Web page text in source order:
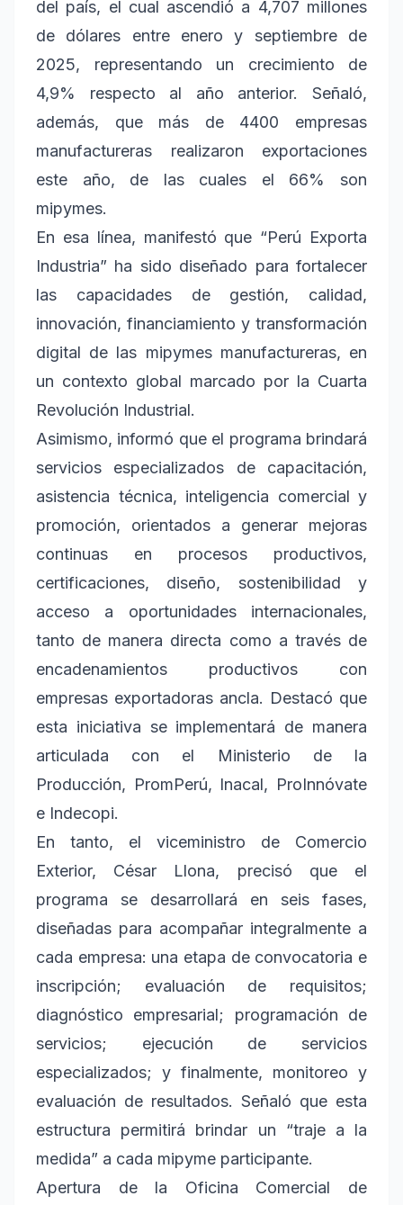
del país, el cual ascendió a 4,707 millones
de dólares entre enero y septiembre de
2025, representando un crecimiento de
4,9% respecto al año anterior. Señaló,
además, que más de 4400 empresas
manufactureras realizaron exportaciones
este año, de las cuales el 66% son
mipymes.
En esa línea, manifestó que “Perú Exporta
Industria” ha sido diseñado para fortalecer
las capacidades de gestión, calidad,
innovación, financiamiento y transformación
digital de las mipymes manufactureras, en
un contexto global marcado por la Cuarta
Revolución Industrial.
Asimismo, informó que el programa brindará
servicios especializados de capacitación,
asistencia técnica, inteligencia comercial y
promoción, orientados a generar mejoras
continuas en procesos productivos,
certificaciones, diseño, sostenibilidad y
acceso a oportunidades internacionales,
tanto de manera directa como a través de
encadenamientos productivos con
empresas exportadoras ancla. Destacó que
esta iniciativa se implementará de manera
articulada con el Ministerio de la
Producción, PromPerú, Inacal, ProInnóvate
e Indecopi.
En tanto, el viceministro de Comercio
Exterior, César Llona, precisó que el
programa se desarrollará en seis fases,
diseñadas para acompañar integralmente a
cada empresa: una etapa de convocatoria e
inscripción; evaluación de requisitos;
diagnóstico empresarial; programación de
servicios; ejecución de servicios
especializados; y finalmente, monitoreo y
evaluación de resultados. Señaló que esta
estructura permitirá brindar un “traje a la
medida” a cada mipyme participante.
Apertura de la Oficina Comercial de